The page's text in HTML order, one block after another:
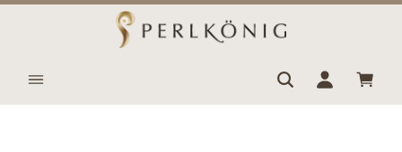
Zum Hauptinhalt springen